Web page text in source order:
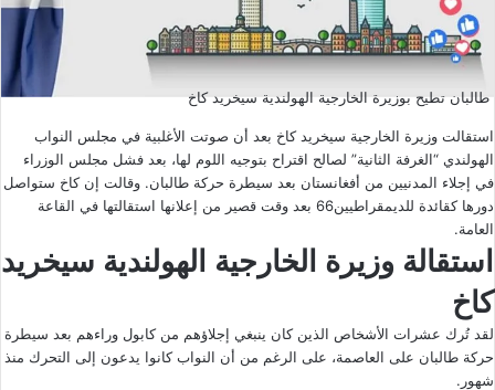
طالبان تطيح بوزيرة الخارجية الهولندية سيخريد كاخ
استقالت وزيرة الخارجية سيخريد كاخ بعد أن صوتت الأغلبية في مجلس النواب
الهولندي “الغرفة الثانية” لصالح اقتراح بتوجيه اللوم لها، بعد فشل مجلس الوزراء
في إجلاء المدنيين من أفغانستان بعد سيطرة حركة طالبان. وقالت إن كاخ ستواصل
دورها كقائدة للديمقراطيين66 بعد وقت قصير من إعلانها استقالتها في القاعة
العامة.
استقالة وزيرة الخارجية الهولندية سيخريد
كاخ
لقد تُرك عشرات الأشخاص الذين كان ينبغي إجلاؤهم من كابول وراءهم بعد سيطرة
حركة طالبان على العاصمة، على الرغم من أن النواب كانوا يدعون إلى التحرك منذ
شهور.